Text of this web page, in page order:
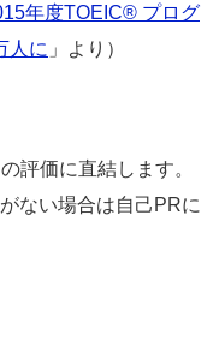
年度TOEIC® プログ
人に 」より）
評価に直結します。
ない場合は自己PRに